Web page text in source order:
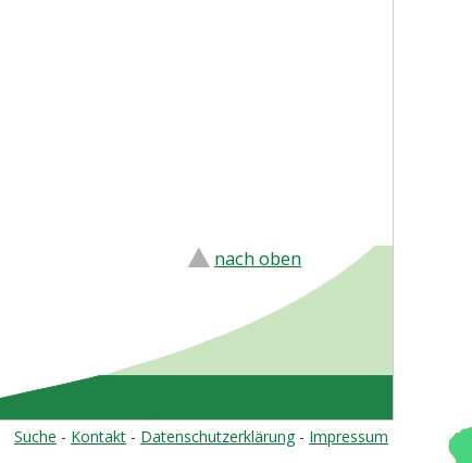
nach oben
Suche - Kontakt - Datenschutzerklärung- Impressum